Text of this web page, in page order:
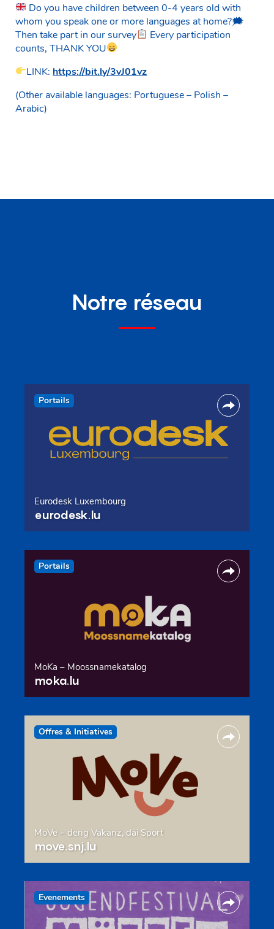
Do you have children between 0-4 years old with
whom you speak one or more languages at home?🗯
Then take part in our survey
Every participation
counts, THANK YOU
LINK: https://bit.ly/3vJ01vz
(Other available languages: Portuguese – Polish –
Arabic)
Notre réseau
Portails
Eurodesk Luxembourg
eurodesk.lu
Portails
MoKa – Moossnamekatalog
moka.lu
Offres & Initiatives
MoVe – deng Vakanz, däi Sport
move.snj.lu
Evenements